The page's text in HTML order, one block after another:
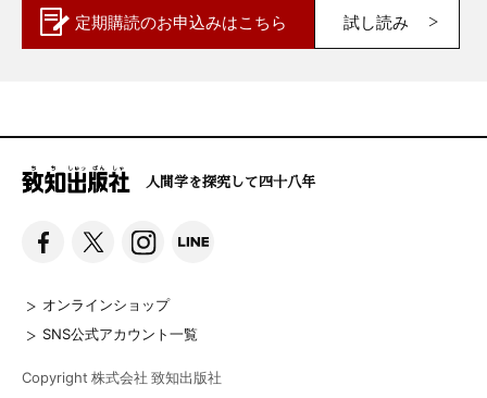
定期購読のお申込みはこちら 試し読み
人間学を探究して四十八年
オンラインショップ
SNS公式アカウント一覧
Copyright 株式会社 致知出版社